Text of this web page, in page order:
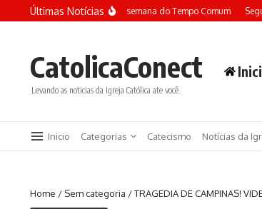
Ir para o conteúdo
Últimas Notícias
Terça-feira da 13ª semana do Tempo Comum
CatolicaConect
Levando as noticias da Igreja Católica ate você.
Inicio Categorias Catecismo Notícias da
Home / Sem categoria /TRAGEDIA DE CAMPINAS!